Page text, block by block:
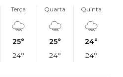
Terça
25°
24°
Quarta
25°
24°
Quinta
24°
24°